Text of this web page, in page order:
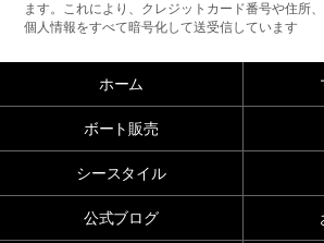
ます。これにより、クレジットカード番号や住所
個人情報をすべて暗号化して送受信しています
ホーム
ボート販売
シースタイル
公式ブログ